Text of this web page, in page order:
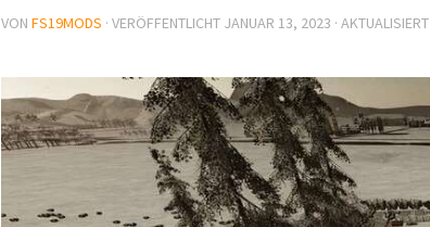
VON FS19MODS · VERÖFFENTLICHT JANUAR 13, 2023 · AKTUALISIERT